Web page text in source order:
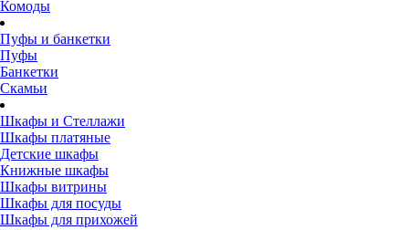
Комоды
Пуфы и банкетки
Пуфы
Банкетки
Скамьи
Шкафы и Стеллажи
Шкафы платяные
Детские шкафы
Книжные шкафы
Шкафы витрины
Шкафы для посуды
Шкафы для прихожей